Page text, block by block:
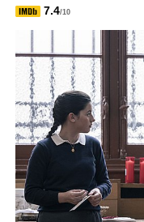
7.4/10